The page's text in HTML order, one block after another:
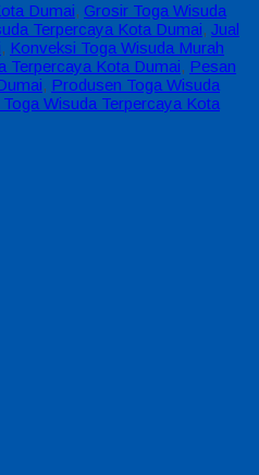
Dumai, Grosir Toga Wisuda
Terpercaya Kota Dumai, Jual
, Konveksi Toga Wisuda Murah
Terpercaya Kota Dumai, Pesan
, Produsen Toga Wisuda
Wisuda Terpercaya Kota